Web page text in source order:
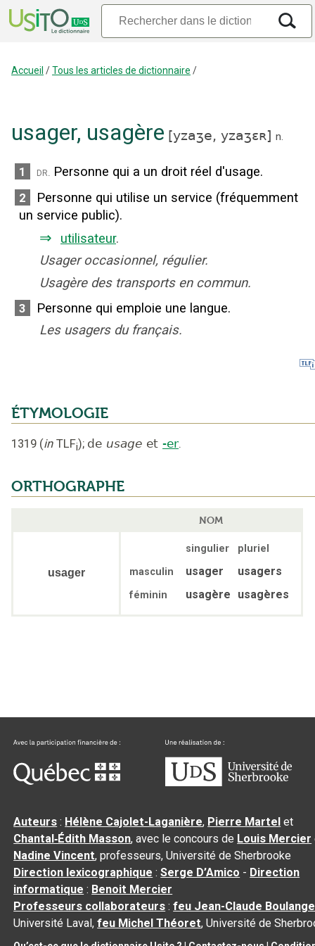
Accueil /Tous les articles de dictionnaire /
usager, usagère [yzaʒe, yzaʒɛʀ] n.
1 dr. Personne qui a un droit réel d'usage.
2
Personne qui utilise un service (fréquemment
un service public).
⇒ utilisateur.
Usager occasionnel, régulier.
Usagère des transports en commun.
3
Personne qui emploie une langue.
Les usagers du français.
ÉTYMOLOGIE
1319 (in TLFi); de usage et -er.
ORTHOGRAPHE
NOM
usager
singulier
pluriel
masculin
usager usagers
féminin usagère usagères
Auteurs : Hélène Cajolet-Laganière, Pierre Martel et
Chantal‑Édith Masson, avec le concours de Louis Mercier
Nadine Vincent, professeurs, Université de Sherbrooke
Direction lexicographique :Serge D’Amico - Direction
informatique : Benoit Mercier
Professeurs collaborateurs :feu Jean-Claude
Université Laval,feu Michel Théoret, Université de